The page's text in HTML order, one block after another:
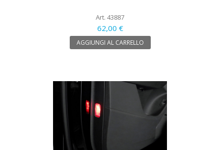
Art. 43887
62,00 €
AGGIUNGI AL CARRELLO